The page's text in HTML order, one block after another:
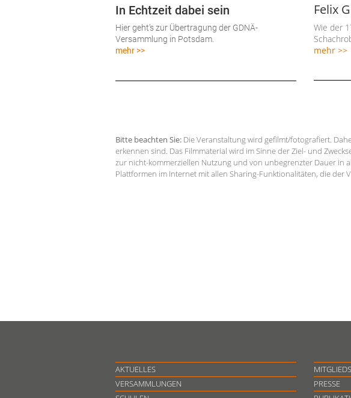
In Echtzeit dabei sein
Hier geht’s zur Übertragung der GDNÄ-
Versammlung in Potsdam.
mehr >>
Felix
Wie der
mehr >>
Bitte beachten Sie: Die Veranstaltung wird gefilmt/fotografiert.
erkennen sind. Das Filmmaterial wird im Sinne der Ziel- und
zur nicht-kommerziellen Nutzung und von unbegrenzter Dauer in
Plattformen im Internet mit allen Sharing-Funktionalitäten, die der
AKTUELLES
VERSAMMLUNGEN
PRESSE